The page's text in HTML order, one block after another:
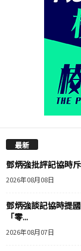
最新
鄧炳強批評記協時
2026年08月08日
鄧炳強談記協時提
「零...
2026年08月07日